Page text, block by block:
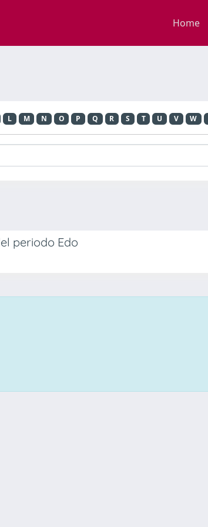
Home
L M N O P Q R S T U V W
periodo Edo